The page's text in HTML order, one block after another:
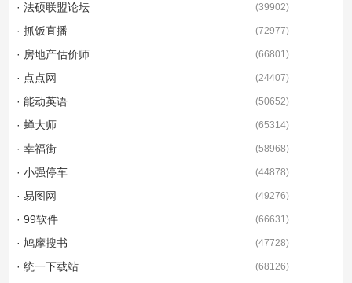
· 法硕联盟论坛 (39902)
· 抓饭直播 (72977)
· 房地产估价师 (66801)
· 点点网 (24407)
· 能动英语 (50652)
· 蝉大师 (65314)
· 幸福街 (58968)
· 小强停车 (44878)
· 易图网 (49276)
· 99软件 (66631)
· 鸠摩搜书 (47728)
· 统一下载站 (68126)